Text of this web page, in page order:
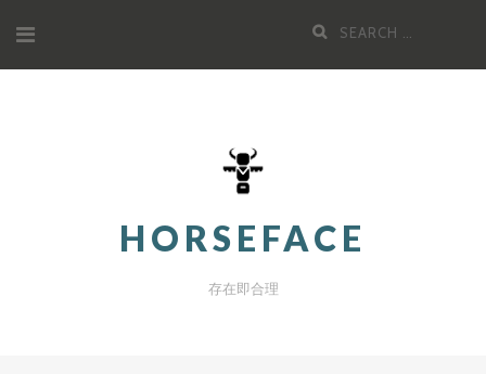
content
Search
HORSEFACE
存在即合理